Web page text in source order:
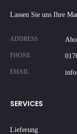
Lassen Sie uns Ihre
ADDRESS
PHONE
EMAIL
SERVICES
Lieferung